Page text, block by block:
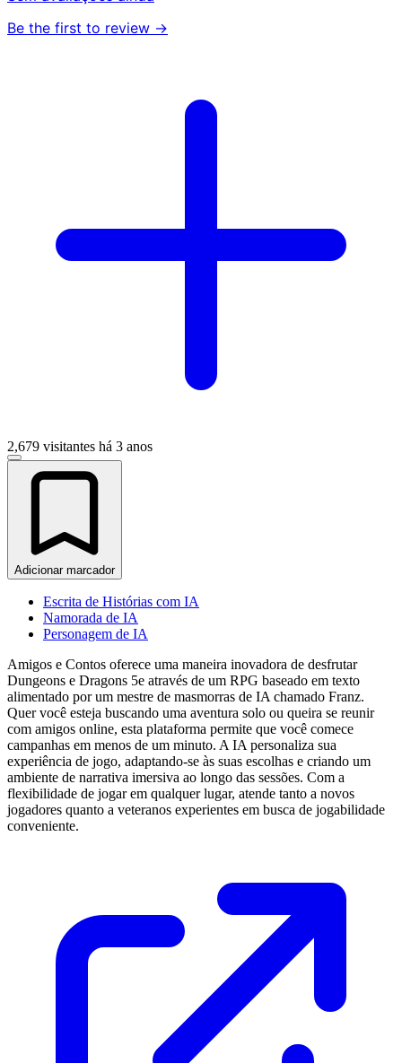
Be the first to review →
2,679 visitantes há 3 anos
Adicionar marcador
Escrita de Histórias com IA
Namorada de IA
Personagem de IA
Amigos e Contos oferece uma maneira inovadora de desfrutar
Dungeons e Dragons 5e através de um RPG baseado em texto
alimentado por um mestre de masmorras de IA chamado Franz.
Quer você esteja buscando uma aventura solo ou queira se reunir
com amigos online, esta plataforma permite que você comece
campanhas em menos de um minuto. A IA personaliza sua
experiência de jogo, adaptando-se às suas escolhas e criando um
ambiente de narrativa imersiva ao longo das sessões. Com a
flexibilidade de jogar em qualquer lugar, atende tanto a novos
jogadores quanto a veteranos experientes em busca de jogabilidade
conveniente.